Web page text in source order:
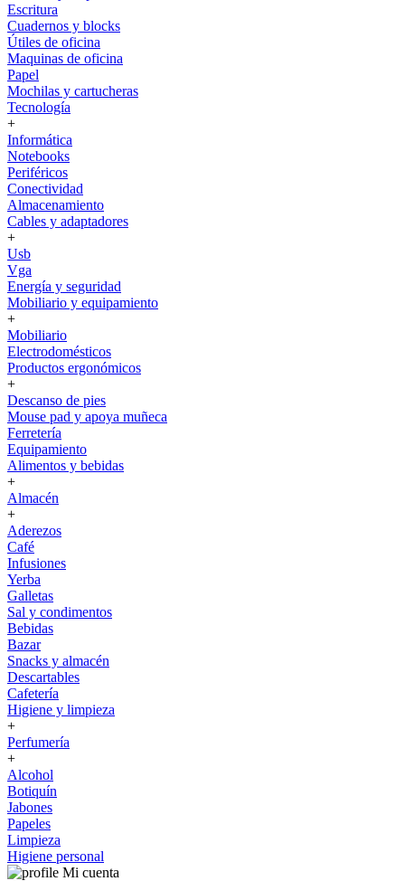
Escritura
Cuadernos y blocks
Útiles de oficina
Maquinas de oficina
Papel
Mochilas y cartucheras
Tecnología
+
Informática
Notebooks
Periféricos
Conectividad
Almacenamiento
Cables y adaptadores
+
Usb
Vga
Energía y seguridad
Mobiliario y equipamiento
+
Mobiliario
Electrodomésticos
Productos ergonómicos
+
Descanso de pies
Mouse pad y apoya muñeca
Ferretería
Equipamiento
Alimentos y bebidas
+
Almacén
+
Aderezos
Café
Infusiones
Yerba
Galletas
Sal y condimentos
Bebidas
Bazar
Snacks y almacén
Descartables
Cafetería
Higiene y limpieza
+
Perfumería
+
Alcohol
Botiquín
Jabones
Papeles
Limpieza
Higiene personal
Mi cuenta